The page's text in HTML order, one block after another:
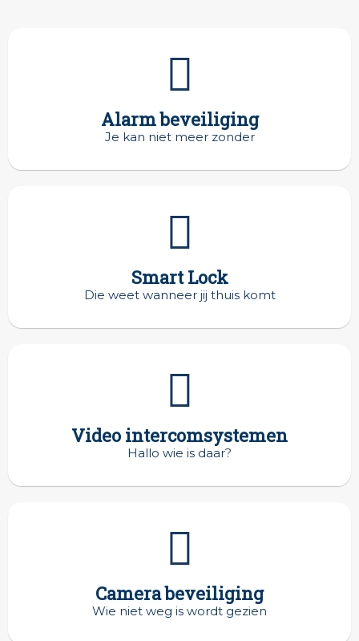
Alarm beveiliging
Je kan niet meer zonder
Smart Lock
Die weet wanneer jij thuis komt
Video intercomsystemen
Hallo wie is daar?
Camera beveiliging
Wie niet weg is wordt gezien